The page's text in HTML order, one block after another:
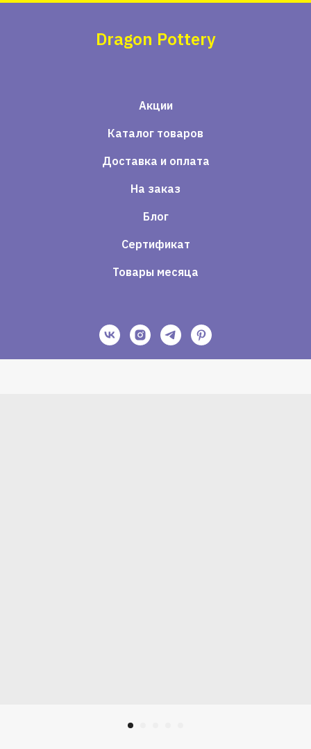
Dragon Pottery
Акции
Каталог товаров
Доставка и оплата
На заказ
Блог
Сертификат
Товары месяца